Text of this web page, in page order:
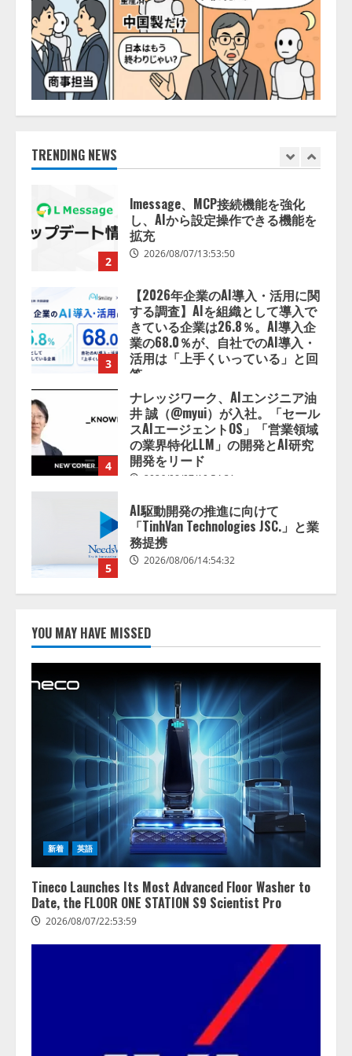
TRENDING NEWS
1
ォーム「TAIZA」および新サービ
スに関する記者発表会を開催
2026/08/07/17:53:45
2
lmessage、MCP接続機能を強化
し、AIから設定操作できる機能を
3
【2026年企業のAI導入・活用に関
する調査】AIを組織として導入で
きている企業は26.8％。AI導入企
業の68.0％が、自社でのAI導入・
活用は「上手くいっている」と回
2026/08/07/13:53:50
4
ナレッジワーク、AIエンジニア油
井 誠（@myui）が入社。「セール
スAIエージェントOS」「営業領域
の業界特化LLM」の開発とAI研究
開発をリード
5
AI駆動開発の推進に向けて
「TinhVan Technologies JSC.」と業
務提携
2026/08/06/14:54:32
1
【開催報告】次世代AIプラットフ
ォーム「TAIZA」および新サービ
スに関する記者発表会を開催
2026/08/07/17:53:45
し、AIから設定操作できる機能を
拡充
2026/08/07/13:53:50
【2026年企業のAI導入・活用に関
する調査】AIを組織として導入で
きている企業は26.8％。AI導入企
業の68.0％が、自社でのAI導入・
活用は「上手くいっている」と回
答
2026/08/07/13:53:50
ナレッジワーク、AIエンジニア油
井 誠（@myui）が入社。「セール
スAIエージェントOS」「営業領域
の業界特化LLM」の開発とAI研究
開発をリード
2026/08/07/10:54:31
YOU MAY HAVE MISSED
新着 英語
Tineco Launches Its Most Advanced Floor Washer to
Date, the FLOOR ONE STATION S9 Scientist Pro
2026/08/07/22:53:59